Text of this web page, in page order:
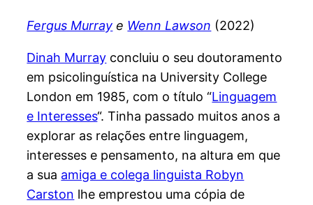
Fergus Murray e Wenn Lawson (2022)
Dinah Murray concluiu o seu doutoramento
em psicolinguística na University College
London em 1985, com o título “Linguagem
e Interesses“. Tinha passado muitos anos a
explorar as relações entre linguagem,
interesses e pensamento, na altura em que
a sua amiga e colega linguista Robyn
Carston lhe emprestou uma cópia de